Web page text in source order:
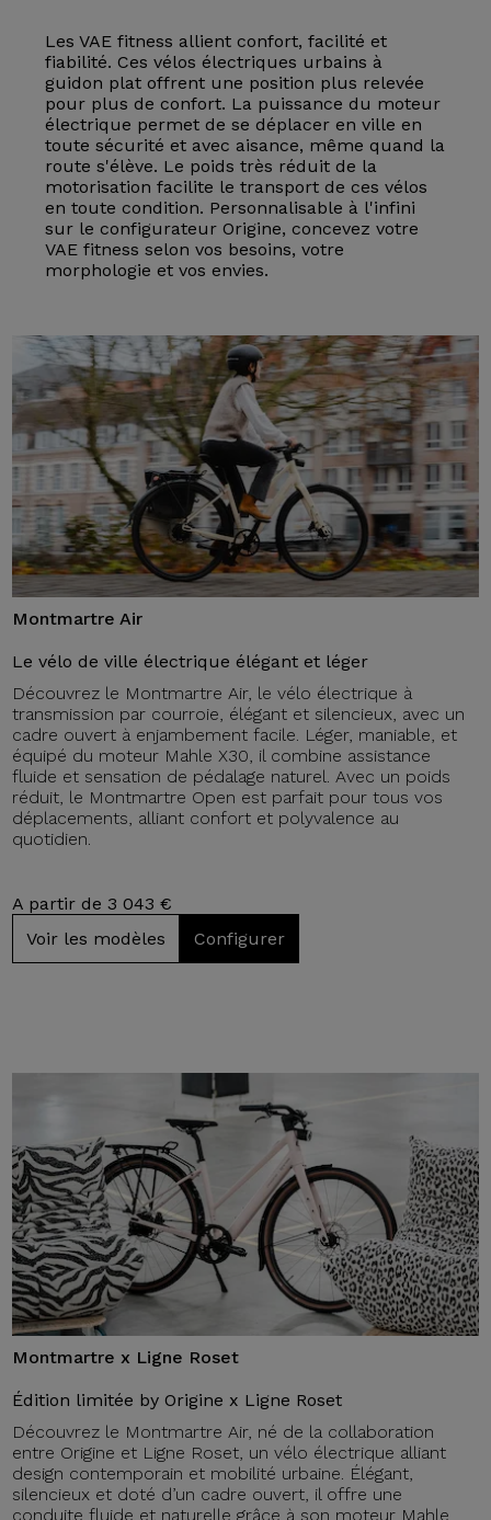
Les VAE fitness allient confort, facilité et
fiabilité. Ces vélos électriques urbains à
guidon plat offrent une position plus relevée
pour plus de confort. La puissance du moteur
électrique permet de se déplacer en ville en
toute sécurité et avec aisance, même quand la
route s'élève. Le poids très réduit de la
motorisation facilite le transport de ces vélos
en toute condition. Personnalisable à l'infini
sur le configurateur Origine, concevez votre
VAE fitness selon vos besoins, votre
morphologie et vos envies.
Montmartre Air
Le vélo de ville électrique élégant et léger
Découvrez le Montmartre Air, le vélo électrique à
transmission par courroie, élégant et silencieux, avec un
cadre ouvert à enjambement facile. Léger, maniable, et
équipé du moteur Mahle X30, il combine assistance
fluide et sensation de pédalage naturel. Avec un poids
réduit, le Montmartre Open est parfait pour tous vos
déplacements, alliant confort et polyvalence au
quotidien.
A partir de 3 043 €
Voir les modèles
Configurer
Montmartre x Ligne Roset
Édition limitée by Origine x Ligne Roset
Découvrez le Montmartre Air, né de la collaboration
entre Origine et Ligne Roset, un vélo électrique alliant
design contemporain et mobilité urbaine. Élégant,
silencieux et doté d’un cadre ouvert, il offre une
conduite fluide et naturelle grâce à son moteur Mahle